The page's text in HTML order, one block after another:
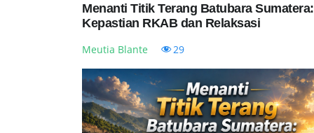
Menanti Titik Terang Batubara Sumatera:
Kepastian RKAB dan Relaksasi
Meutia Blante 29